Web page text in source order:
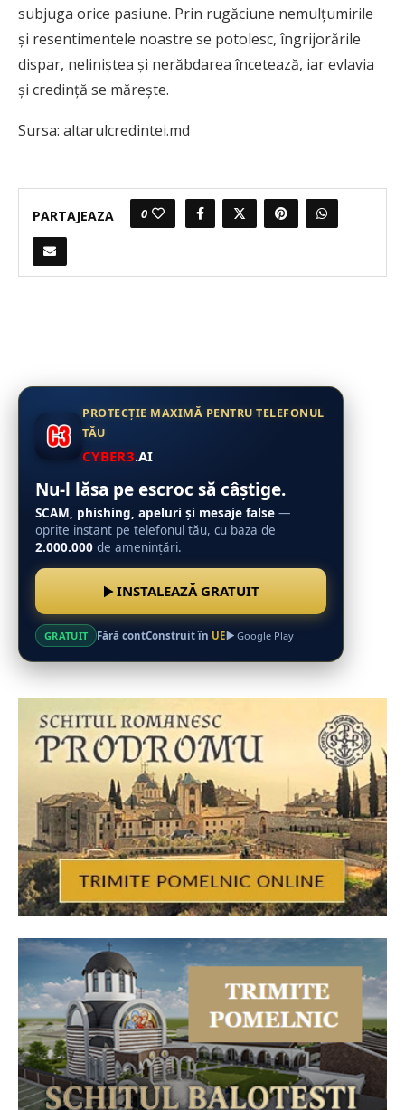
subjuga orice pasiune. Prin rugăciune nemulţumirile
şi resentimentele noastre se potolesc, îngrijorările
dispar, neliniştea şi nerăbdarea încetează, iar evlavia
şi credinţă se măreşte.
Sursa: altarulcredintei.md
PARTAJEAZA 0
PROTECȚIE MAXIMĂ PENTRU TELEFONUL
TĂU
CYBER3.AI
Nu-l lăsa pe escroc să câștige.
SCAM, phishing, apeluri și mesaje false —
oprite instant pe telefonul tău, cu baza de
2.000.000 de amenințări.
INSTALEAZĂ GRATUIT
GRATUIT Fără contConstruit în UE Google Play